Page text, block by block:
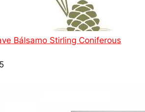
Bálsamo Stirling Coniferous